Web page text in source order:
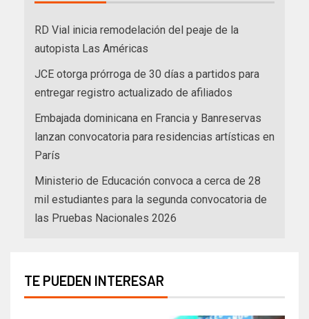
RD Vial inicia remodelación del peaje de la
autopista Las Américas
JCE otorga prórroga de 30 días a partidos para
entregar registro actualizado de afiliados
Embajada dominicana en Francia y Banreservas
lanzan convocatoria para residencias artísticas en
París
Ministerio de Educación convoca a cerca de 28
mil estudiantes para la segunda convocatoria de
las Pruebas Nacionales 2026
TE PUEDEN INTERESAR